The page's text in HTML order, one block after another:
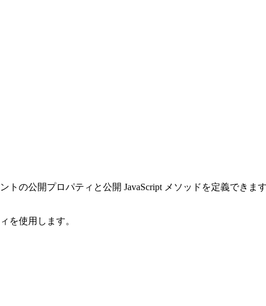
トの公開プロパティと公開 JavaScript メソッドを定義できま
を使用します。